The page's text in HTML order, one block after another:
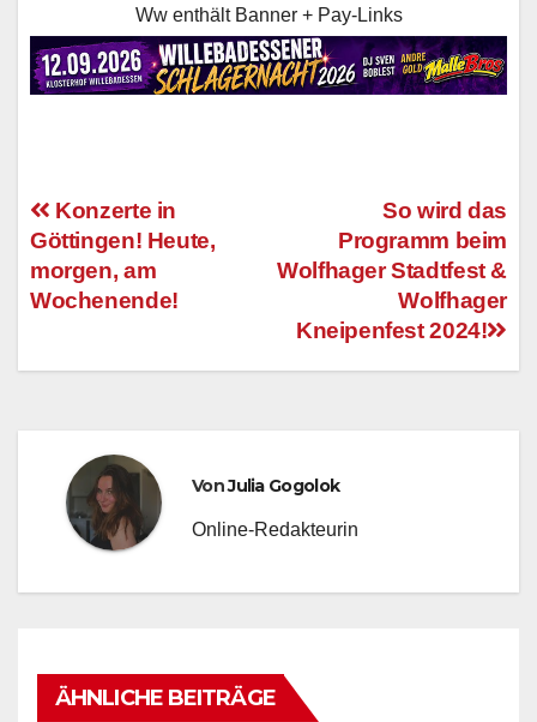
Ww enthält Banner + Pay-Links
Beitragsnavigation
So wird das
Programm beim
Wolfhager Stadtfest &
Wolfhager
Kneipenfest 2024!
Konzerte in
Göttingen! Heute,
morgen, am
Wochenende!
VonJulia Gogolok
Online-Redakteurin
ÄHNLICHE BEITRÄGE